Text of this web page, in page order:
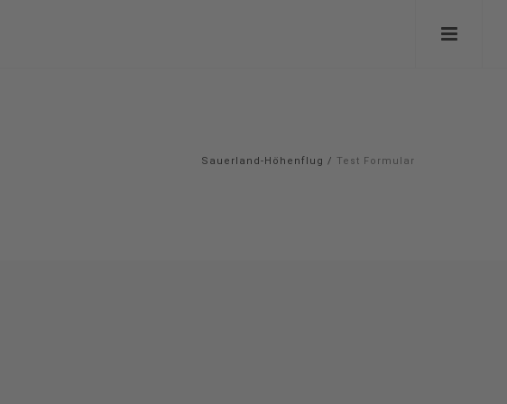
Sauerland-Höhenflug / Test Formular